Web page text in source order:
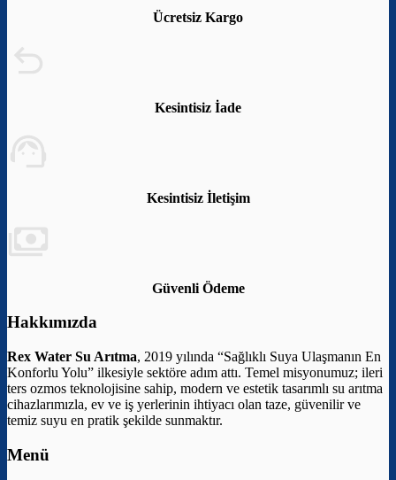
Ücretsiz Kargo
Kesintisiz İade
Kesintisiz İletişim
Güvenli Ödeme
Hakkımızda
Rex Water Su Arıtma, 2019 yılında “Sağlıklı Suya Ulaşmanın En
Konforlu Yolu” ilkesiyle sektöre adım attı. Temel misyonumuz; ileri
ters ozmos teknolojisine sahip, modern ve estetik tasarımlı su arıtma
cihazlarımızla, ev ve iş yerlerinin ihtiyacı olan taze, güvenilir ve
temiz suyu en pratik şekilde sunmaktır.
Menü